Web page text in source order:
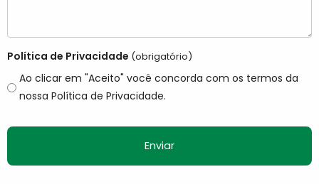
Política de Privacidade (obrigatório)
Ao clicar em "Aceito" você concorda com os termos da
nossa Política de Privacidade.